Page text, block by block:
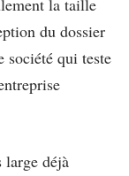
du dossier
société qui teste
large déjà